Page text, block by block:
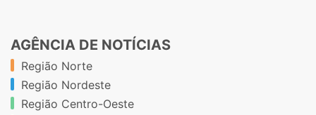
AGÊNCIA DE NOTÍCIAS
Região Norte
Região Nordeste
Região Centro-Oeste